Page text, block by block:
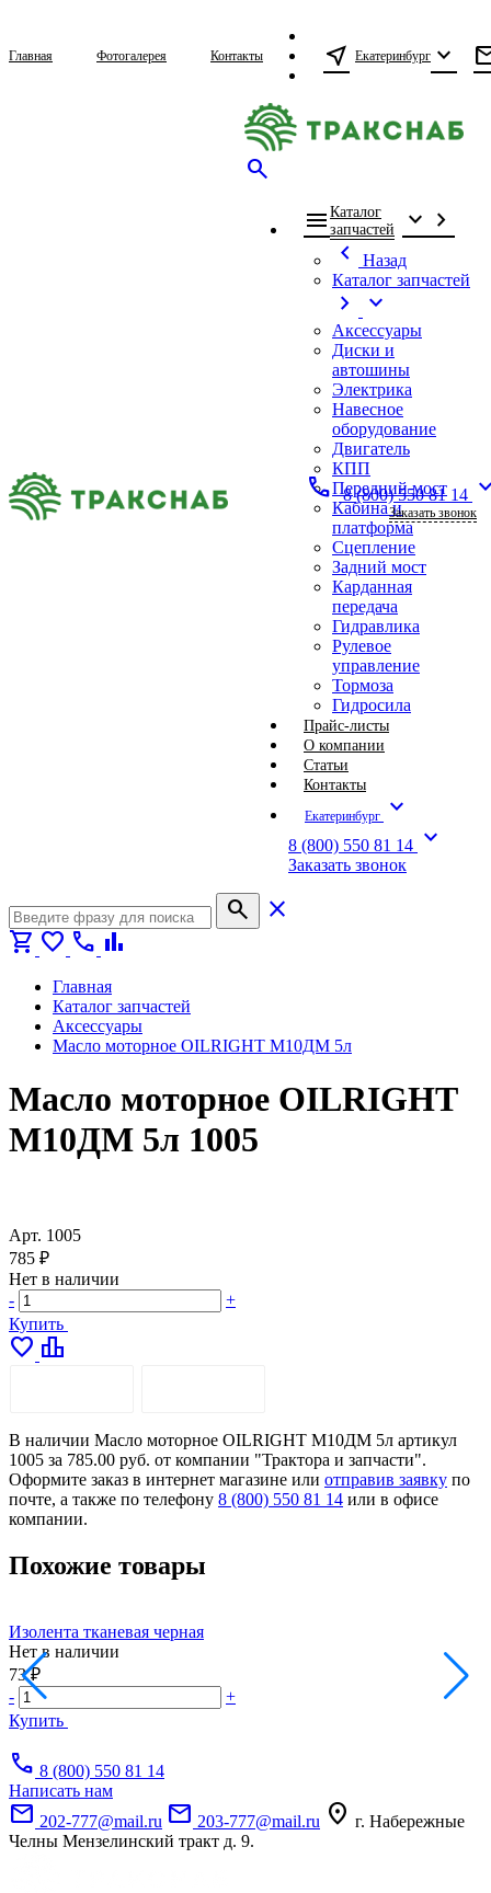
Главная Фотогалерея Контакты near_me Екатеринбург expand_more
search
menu Каталог
запчастей
expand_more chevron_right
chevron_left
Назад
Каталог запчастей
chevron_right expand_more
Аксессуары
Диски и
автошины
Электрика
Навесное
оборудование
Двигатель
КПП
Передний мост
Кабина и
платформа
Сцепление
Задний мост
Карданная
передача
Гидравлика
Рулевое
управление
Тормоза
Гидросила
Прайс-листы
О компании
Статьи
Контакты
Екатеринбург expand_more
8 (800) 550 81 14 expand_more
Заказать звонок
call 8 (800) 550 81 14
Заказать звонок
search
close
shopping_cart favorite call bar_chart
Главная
Каталог запчастей
Аксессуары
Масло моторное OILRIGHT М10ДМ 5л
Масло моторное OILRIGHT
М10ДМ 5л 1005
Арт. 1005
785 ₽
Нет в наличии
-
+
Купить
favorite leaderboard
В наличии Масло моторное OILRIGHT М10ДМ 5л артикул
1005 за 785.00 руб. от компании "Трактора и запчасти".
Оформите заказ в интернет магазине или отправив заявку по
почте, а также по телефону 8 (800) 550 81 14 или в офисе
компании.
Похожие товары
Изолента тканевая черная
Нет в наличии
73 ₽
-
+
Купить
call 8 (800) 550 81 14
Написать нам
mail 202-777@mail.ru mail 203-777@mail.ru location_on г. Набережные
Челны Мензелинский тракт д. 9.